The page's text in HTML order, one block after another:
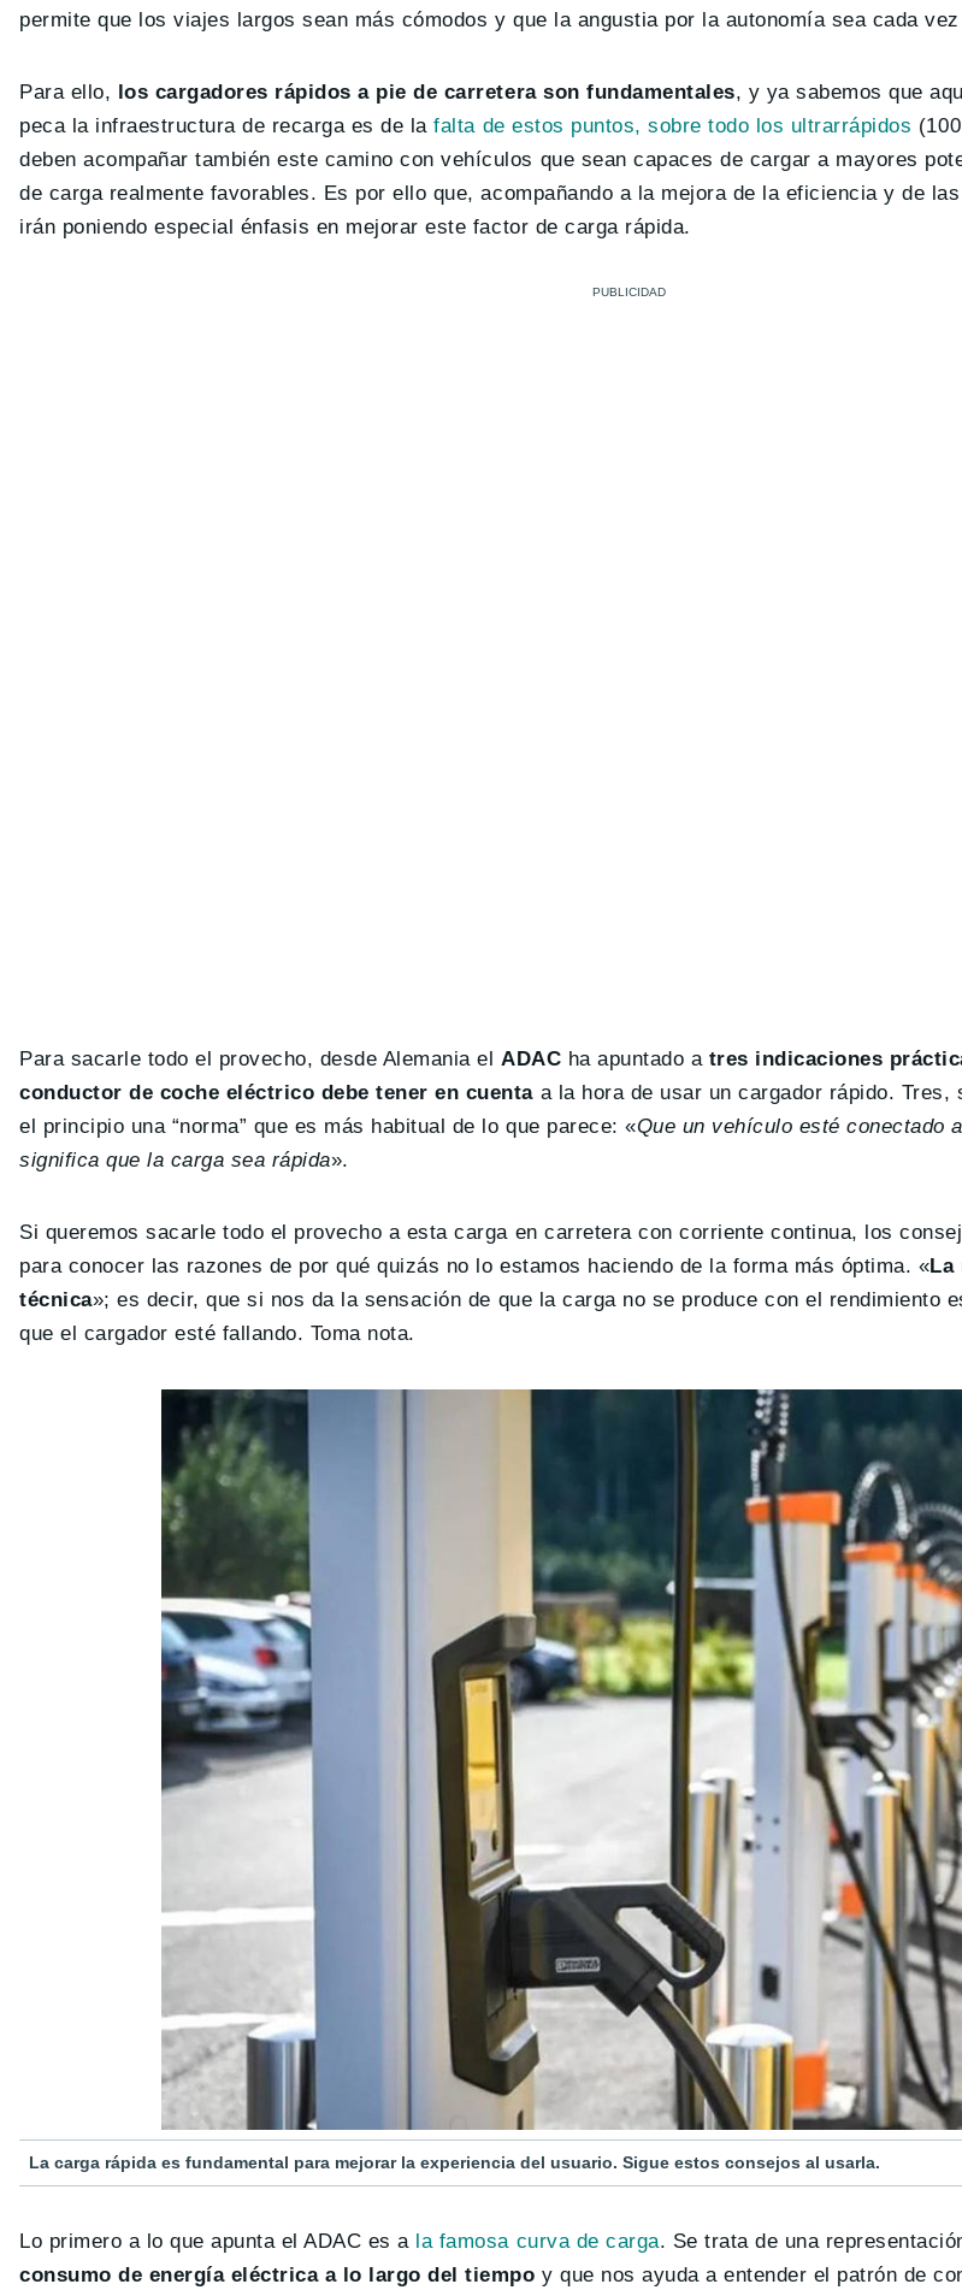
permite que los viajes largos sean más cómodos y que la angustia por la autonomía sea cada vez
Para ello, los cargadores rápidos a pie de carretera son fundamentales, y ya sabemos que
peca la infraestructura de recarga es de lafalta de estos puntos, sobre todo los ultrarrápidos
deben acompañar también este camino con vehículos que sean capaces de cargar a mayores
de carga realmente favorables. Es por ello que, acompañando a la mejora de la eficiencia y de
irán poniendo especial énfasis en mejorar este factor de carga rápida.
Para sacarle todo el provecho, desde Alemania el ADAC ha apuntado a tres indicaciones
conductor de coche eléctrico debe tener en cuenta a la hora de usar un cargador rápido. Tres,
el principio una “norma” que es más habitual de lo que parece: «Que un vehículo esté conectado
significa que la carga sea rápida».
Si queremos sacarle todo el provecho a esta carga en carretera con corriente continua, los
para conocer las razones de por qué quizás no lo estamos haciendo de la forma más óptima. «La
técnica»; es decir, que si nos da la sensación de que la carga no se produce con el rendimiento
que el cargador esté fallando. Toma nota.
La carga rápida es fundamental para mejorar la experiencia del usuario. Sigue estos consejos al usarla.
Lo primero a lo que apunta el ADAC es a la famosa curva de carga. Se trata de una
consumo de energía eléctrica a lo largo del tiempo y que nos ayuda a entender el patrón de